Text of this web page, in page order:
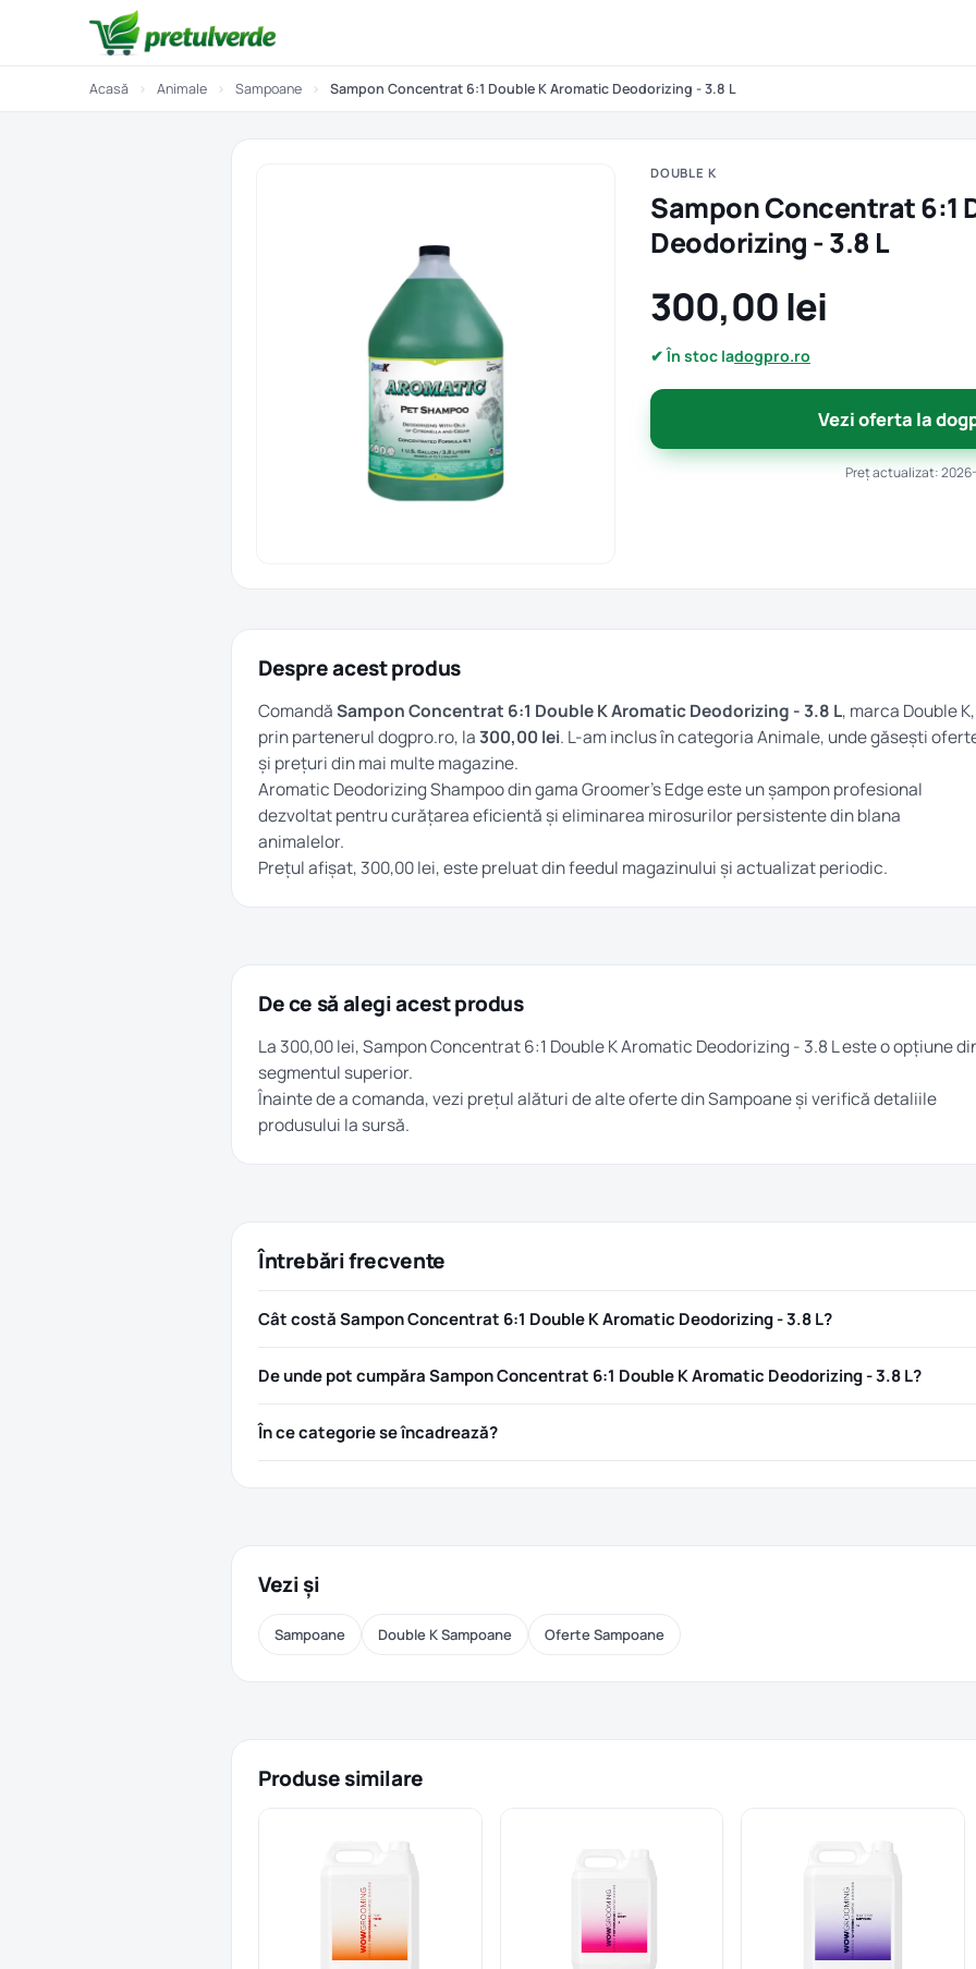
Acasă › Animale › Sampoane › Sampon Concentrat 6:1 Double K Aromatic Deodorizing - 3.8 L
DOUBLE K
Sampon Concentrat 6:1
Deodorizing - 3.8 L
300,00 lei
✔ În stoc ladogpro.ro
Vezi oferta la
Preț actualizat:
Despre acest produs
ComandăSampon Concentrat 6:1 Double K Aromatic Deodorizing - 3.8 L, marca Double K,
prin partenerul dogpro.ro, la300,00 lei. L-am inclus în categoriaAnimale, unde găsești
și prețuri din mai multe magazine.
Aromatic Deodorizing Shampoo din gama Groomer’s Edge este un șampon profesional
dezvoltat pentru curățarea eficientă și eliminarea mirosurilor persistente din blana
animalelor.
Prețul afișat, 300,00 lei, este preluat din feedul magazinului și actualizat periodic.
De ce să alegi acest produs
La 300,00 lei, Sampon Concentrat 6:1 Double K Aromatic Deodorizing - 3.8 L este o opțiune
segmentul superior.
Înainte de a comanda, vezi prețul alături de alte oferte dinSampoaneși verifică detaliile
produsului la sursă.
Întrebări frecvente
Cât costă Sampon Concentrat 6:1 Double K Aromatic Deodorizing - 3.8 L?
De unde pot cumpăra Sampon Concentrat 6:1 Double K Aromatic Deodorizing - 3.8 L?
În ce categorie se încadrează?
Vezi și
Sampoane Double K Sampoane Oferte Sampoane
Produse similare